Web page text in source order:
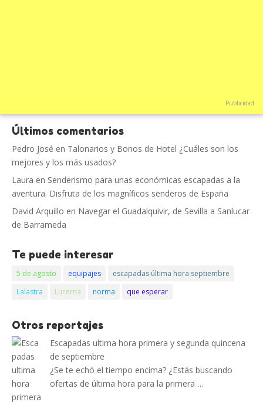
Publicidad
Últimos comentarios
Pedro José en Talonarios y Bonos de Hotel ¿Cuáles son los
mejores y los más usados?
Laura en Senderismo para unas económicas escapadas a la
aventura. Disfruta de los magníficos senderos de España
David Arquillo en Navegar el Guadalquivir, de Sevilla a Sanlucar
de Barrameda
Te puede interesar
5 de agosto equipajes
escapadas última hora septiembre
Lalastra
Lucerna norma que esperar
Otros reportajes
Escapadas ultima hora primera y segunda quincena
de septiembre
¿Se te echó el tiempo encima? ¿Estás buscando
ofertas de última hora para la primera …